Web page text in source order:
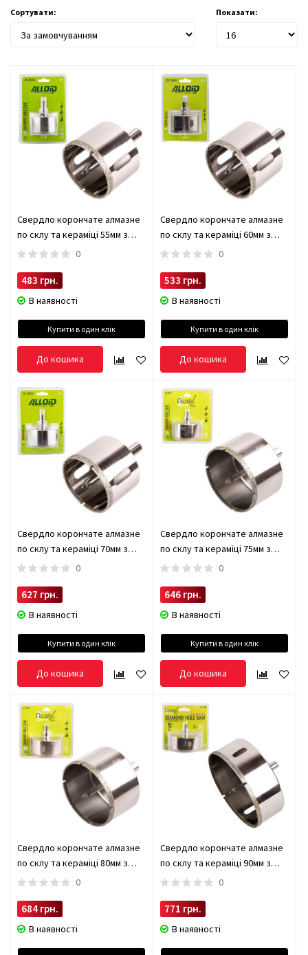
Сортувати: Показати:
Свердло корончате алмазне
по склу та кераміці 55мм з
центрувальним свердлом
0
483 грн.
В наявності
Купити в один клік
До кошика
Свердло корончате алмазне
по склу та кераміці 60мм з
центрувальним свердлом
0
533 грн.
В наявності
Купити в один клік
До кошика
Свердло корончате алмазне
по склу та кераміці 70мм з
центрувальним свердлом
0
627 грн.
В наявності
Купити в один клік
До кошика
Свердло корончате алмазне
по склу та кераміці 75мм з
центрувальним свердлом
0
646 грн.
В наявності
Купити в один клік
До кошика
Свердло корончате алмазне
по склу та кераміці 80мм з
центрувальним свердлом
0
684 грн.
В наявності
Свердло корончате алмазне
по склу та кераміці 90мм з
центрувальним свердлом
0
771 грн.
В наявності